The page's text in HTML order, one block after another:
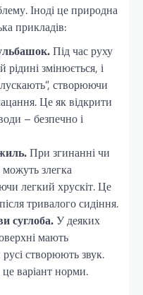
Іноді це природна
прикладів:
Під час руху
рідині змінюється, і
створюючи
Це як відкрити
– безпечно і
При згинанні чи
можуть злегка
легкий хрускіт. Це
тривалого сидіння.
суглоба.У деяких
мають
русі створюють звук.
варіант норми.